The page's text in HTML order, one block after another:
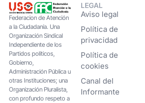
Federacion de Atención
a la Ciudadanía. Una
Organización Sindical
Independiente de los
Partidos políticos,
Gobierno,
Administración Pública u
otras Instituciones; una
Organización Pluralista,
con profundo respeto a
LEGAL
Aviso legal
Política de
privacidad
Política de
cookies
Canal del
Informante